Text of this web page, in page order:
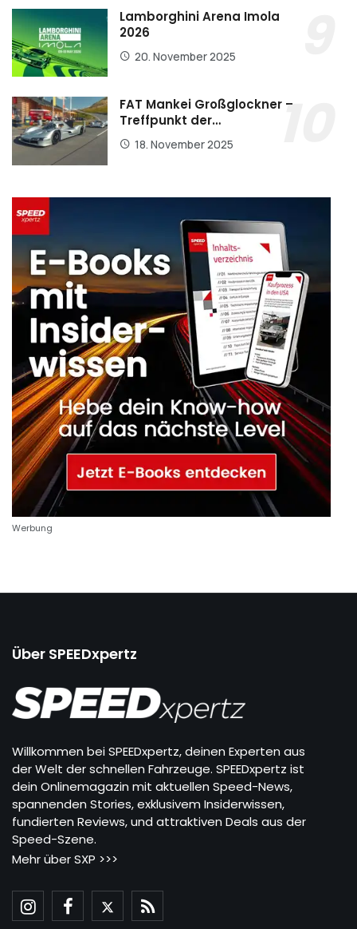
Lamborghini Arena Imola
2026
20. November 2025
FAT Mankei Großglockner –
Treffpunkt der…
18. November 2025
Werbung
Über SPEEDxpertz
Willkommen bei SPEEDxpertz, deinen Experten aus
der Welt der schnellen Fahrzeuge. SPEEDxpertz ist
dein Onlinemagazin mit aktuellen Speed-News,
spannenden Stories, exklusivem Insiderwissen,
fundierten Reviews, und attraktiven Deals aus der
Speed-Szene.
Mehr über SXP >>>